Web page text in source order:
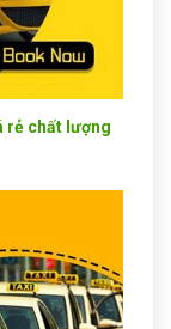
rẻ chất lượng